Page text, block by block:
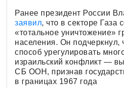
Ранее президент России
заявил, что в секторе Газа
«тотальное уничтожение»
населения. Он подчеркнул,
способ урегулировать
израильский конфликт —
СБ ООН, признав
в границах 1967 года